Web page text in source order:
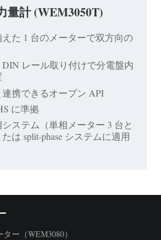
量計 (WEM3050T)
た 1 台のメーターで双方向の
レール取り付けで分電盤内
携できるオープン API
に準拠
ステム（単相メーター 3 台と
は split-phase システムに適用
ー（WEM3080）